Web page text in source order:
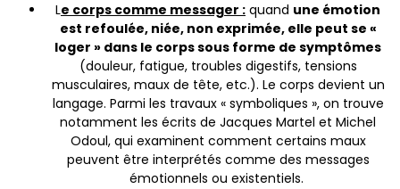
Le corps comme messager : quand une émotion
est refoulée, niée, non exprimée, elle peut se «
loger » dans le corps sous forme de symptômes
(douleur, fatigue, troubles digestifs, tensions
musculaires, maux de tête, etc.). Le corps devient un
langage. Parmi les travaux « symboliques », on trouve
notamment les écrits de Jacques Martel et Michel
Odoul, qui examinent comment certains maux
peuvent être interprétés comme des messages
émotionnels ou existentiels.